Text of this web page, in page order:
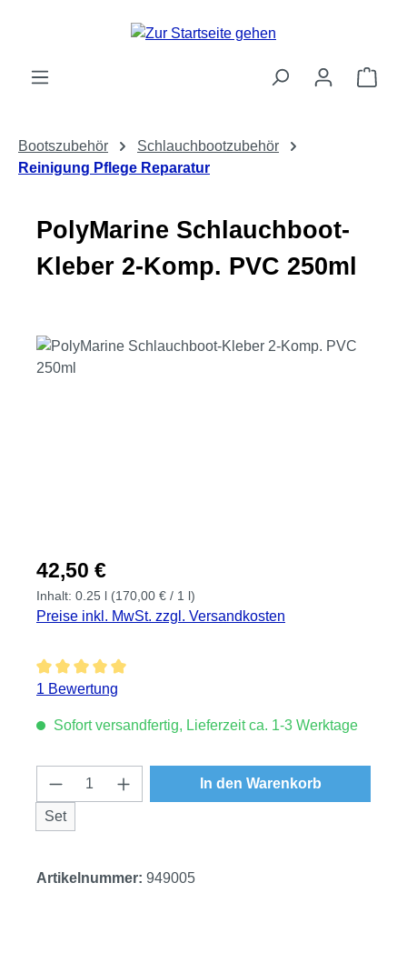
Zum Hauptinhalt springen
Bootszubehör
Schlauchbootzubehör
Reinigung Pflege Reparatur
PolyMarine Schlauchboot-
Kleber 2-Komp. PVC 250ml
Bildergalerie überspringen
Regulärer Preis:
42,50 €
Inhalt: 0.25 l (170,00 € / 1 l)
Preise inkl. MwSt. zzgl. Versandkosten
Durchschnittliche Bewertung von 5 von 5 Sternen
1 Bewertung
Sofort versandfertig, Lieferzeit ca. 1-3 Werktage
Produkt Anzahl: Gib den gewünschten
Set
In den Warenkorb
Artikelnummer: 949005